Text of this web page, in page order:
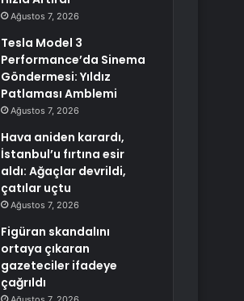
Ağustos 7, 2026
Tesla Model 3
Performance’da Sinema
Göndermesi: Yıldız
Patlaması Amblemi
Ağustos 7, 2026
Hava aniden karardı,
İstanbul’u fırtına esir
aldı: Ağaçlar devrildi,
çatılar uçtu
Ağustos 7, 2026
Figüran skandalını
ortaya çıkaran
gazeteciler ifadeye
çağrıldı